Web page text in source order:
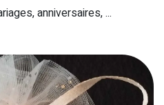
anniversaires, ...